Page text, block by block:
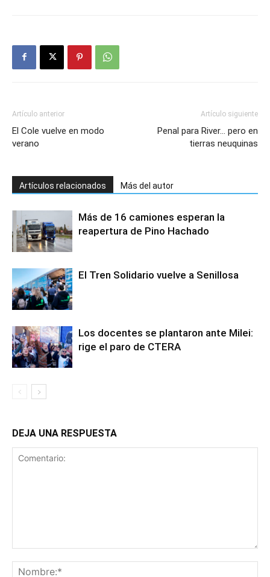
Artículo anterior
El Cole vuelve en modo
verano
Artículo siguiente
Penal para River… pero en
tierras neuquinas
Artículos relacionados Más del autor
Más de 16 camiones esperan la
reapertura de Pino Hachado
El Tren Solidario vuelve a Senillosa
Los docentes se plantaron ante Milei:
rige el paro de CTERA
DEJA UNA RESPUESTA